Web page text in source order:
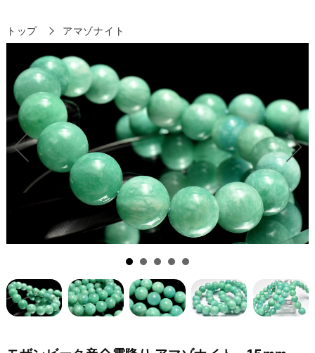
トップ アマゾナイト